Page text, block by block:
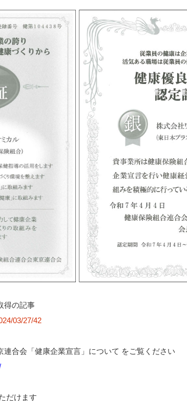
得の記事
03/27/42
合会「健康企業宣言」について をご覧ください
だけます